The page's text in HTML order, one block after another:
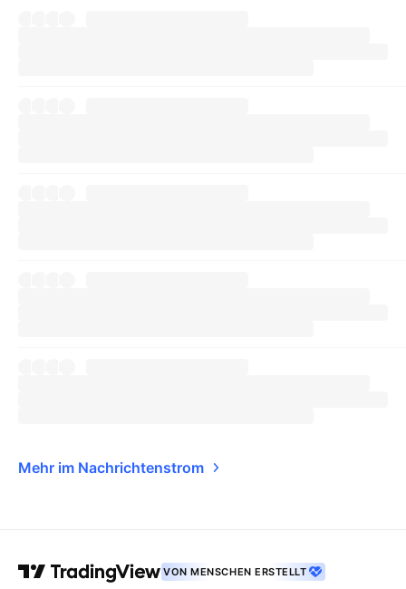
Mehr im Nachrichtenstrom
VON MENSCHEN ERSTELLT